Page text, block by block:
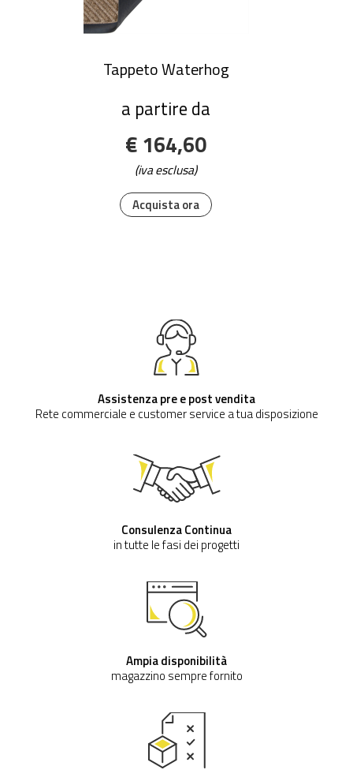
Acquista ora
Tappeto Waterhog
a partire da
€ 164,60
(iva esclusa)
Assistenza pre e post vendita
Rete commerciale e customer service a tua disposizione
Consulenza Continua
in tutte le fasi dei progetti
Ampia disponibilità
magazzino sempre fornito